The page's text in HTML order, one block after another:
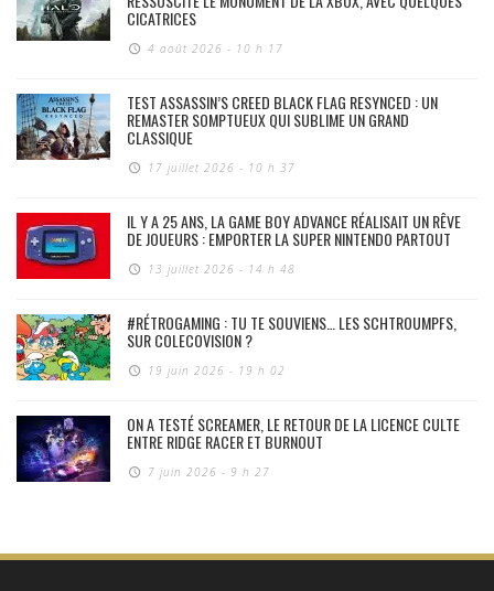
CICATRICES
4 août 2026 - 10 h 17
TEST ASSASSIN’S CREED BLACK FLAG RESYNCED : UN
REMASTER SOMPTUEUX QUI SUBLIME UN GRAND
CLASSIQUE
17 juillet 2026 - 10 h 37
IL Y A 25 ANS, LA GAME BOY ADVANCE RÉALISAIT UN RÊVE
DE JOUEURS : EMPORTER LA SUPER NINTENDO PARTOUT
13 juillet 2026 - 14 h 48
#RÉTROGAMING : TU TE SOUVIENS… LES SCHTROUMPFS,
SUR COLECOVISION ?
19 juin 2026 - 19 h 02
ON A TESTÉ SCREAMER, LE RETOUR DE LA LICENCE CULTE
ENTRE RIDGE RACER ET BURNOUT
7 juin 2026 - 9 h 27